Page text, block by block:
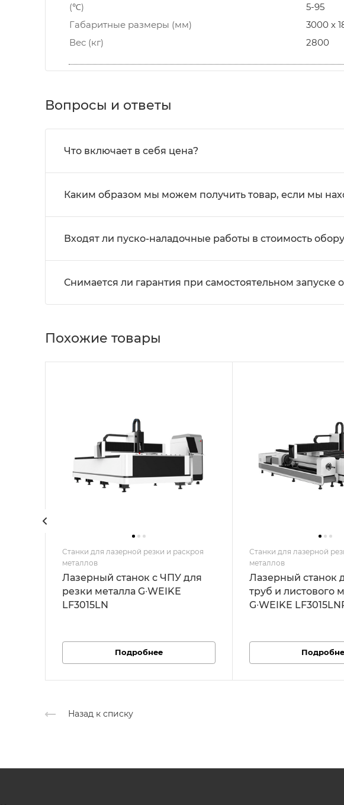
(℃)
5-95
Габаритные размеры (мм)
3000 х
Вес (кг)
2800
Вопросы и ответы
Что включает в себя цена?
Каким образом мы можем получить товар, если мы
Входят ли пуско-наладочные работы в стоимость
Снимается ли гарантия при самостоятельном запуске
Похожие товары
Станки для лазерной резки и раскроя
металлов
Лазерный станок с ЧПУ для
резки металла G∙WEIKE
LF3015LN
Подробнее
Станки для лазерной
металлов
Лазерный станок
труб и листового
G∙WEIKE
Назад к списку